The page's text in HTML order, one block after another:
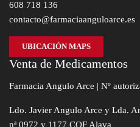
608 718 136
contacto@farmaciaanguloarce.es
UBICACIÓN MAPS
Venta de Medicamentos
Farmacia Angulo Arce | Nº
Ldo. Javier Angulo Arce y Lda.
nª 0972 y 1177 COF Alava